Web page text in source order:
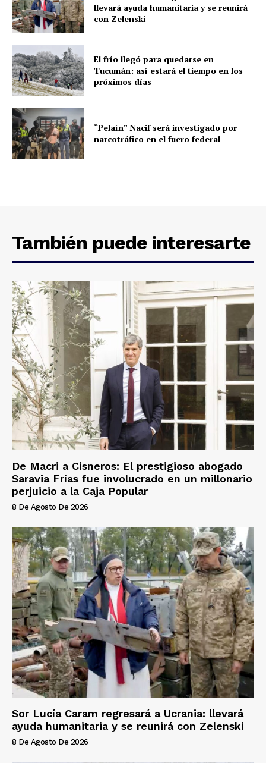
llevará ayuda humanitaria y se reunirá
con Zelenski
El frío llegó para quedarse en
Tucumán: así estará el tiempo en los
próximos días
“Pelaín” Nacif será investigado por
narcotráfico en el fuero federal
También puede interesarte
De Macri a Cisneros: El prestigioso abogado
Saravia Frías fue involucrado en un millonario
perjuicio a la Caja Popular
8 De Agosto De 2026
Sor Lucía Caram regresará a Ucrania: llevará
ayuda humanitaria y se reunirá con Zelenski
8 De Agosto De 2026